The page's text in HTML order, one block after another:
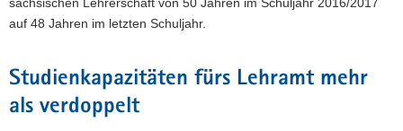
sächsischen Lehrerschaft von 50 Jahren im Schuljahr 2016/2017
auf 48 Jahren im letzten Schuljahr.
Studienkapazitäten fürs Lehramt mehr
als verdoppelt